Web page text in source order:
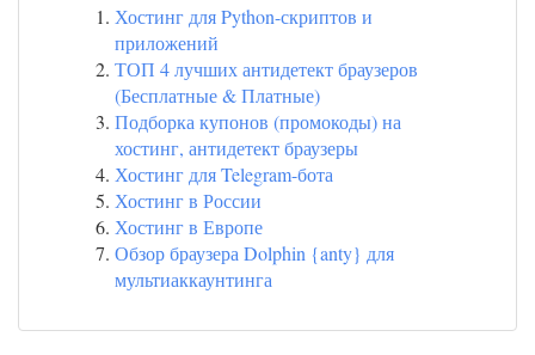
Хостинг для Python-скриптов и
приложений
ТОП 4 лучших антидетект браузеров
(Бесплатные & Платные)
Подборка купонов (промокоды) на
хостинг, антидетект браузеры
Хостинг для Telegram-бота
Хостинг в России
Хостинг в Европе
Обзор браузера Dolphin {anty} для
мультиаккаунтинга